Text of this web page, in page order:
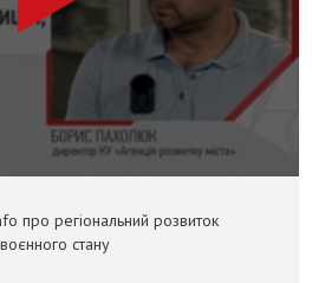
про регіональний розвиток
стану